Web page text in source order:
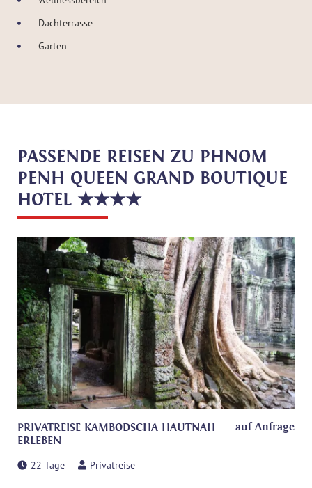
Dachterrasse
Garten
PASSENDE REISEN ZU PHNOM
PENH QUEEN GRAND BOUTIQUE
HOTEL ★★★★
PRIVATREISE KAMBODSCHA HAUTNAH
ERLEBEN
auf Anfrage
22 Tage Privatreise